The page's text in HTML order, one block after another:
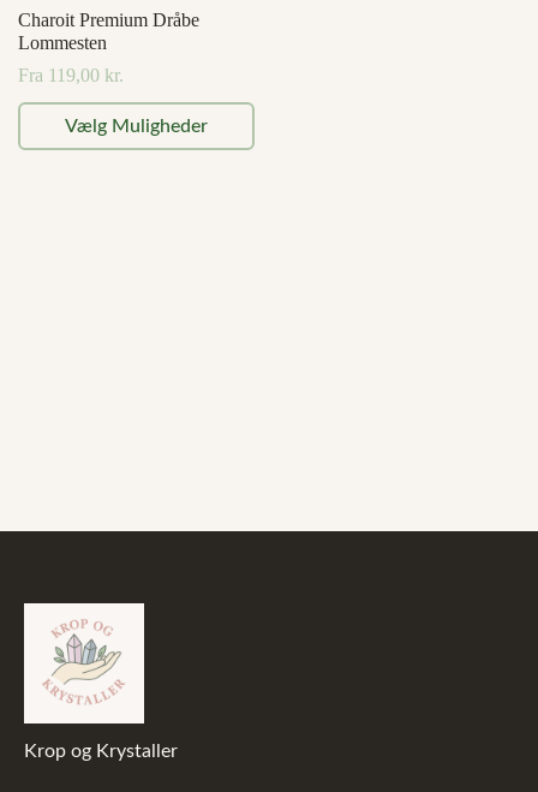
Charoit Premium Dråbe
Lommesten
Fra 119,00 kr.
Vælg Muligheder
Krop og Krystaller